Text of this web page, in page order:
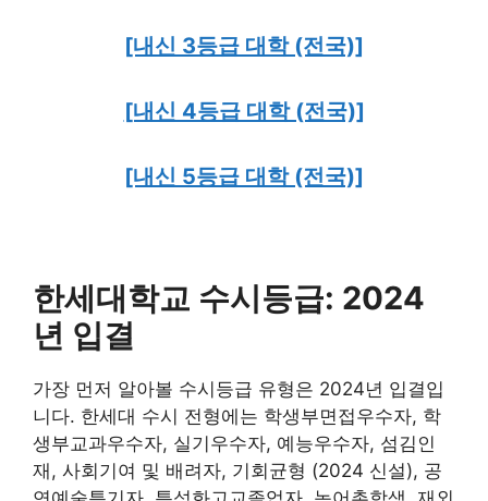
[내신 3등급 대학 (전국)]
[내신 4등급 대학 (전국)]
[내신 5등급 대학 (전국)]
한세대학교 수시등급: 2024
년 입결
가장 먼저 알아볼 수시등급 유형은 2024년 입결입
니다. 한세대 수시 전형에는 학생부면접우수자, 학
생부교과우수자, 실기우수자, 예능우수자, 섬김인
재, 사회기여 및 배려자, 기회균형 (2024 신설), 공